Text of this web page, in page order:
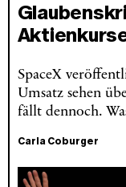
SpaceX
Umsatz sehen
fällt dennoch.
Carla Coburger